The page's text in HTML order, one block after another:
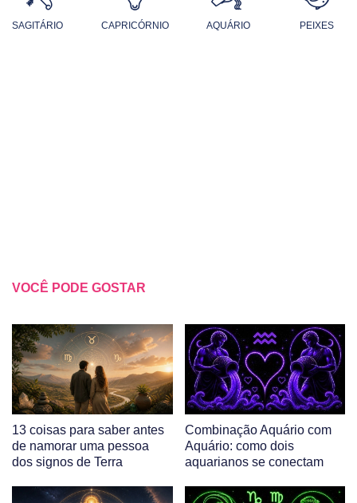
SAGITÁRIO CAPRICÓRNIO AQUÁRIO PEIXES
VOCÊ PODE GOSTAR
13 coisas para saber antes
de namorar uma pessoa
dos signos de Terra
Combinação Aquário com
Aquário: como dois
aquarianos se conectam